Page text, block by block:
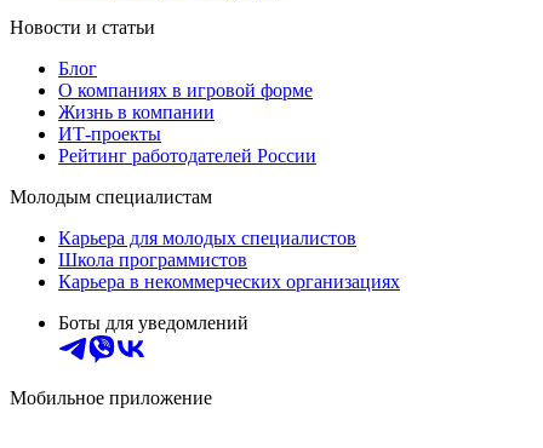
Новости и статьи
Блог
О компаниях в игровой форме
Жизнь в компании
ИТ-проекты
Рейтинг работодателей России
Молодым специалистам
Карьера для молодых специалистов
Школа программистов
Карьера в некоммерческих организациях
Боты для уведомлений
Мобильное приложение